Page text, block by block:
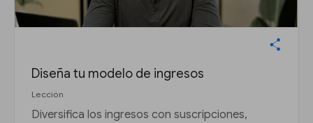
Diseña tu modelo de ingresos
Lección
Diversifica los ingresos con suscripciones,